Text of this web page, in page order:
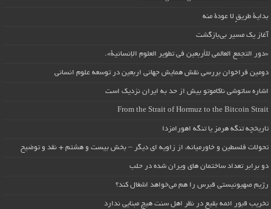
بداية طريقٍ لا عودة منه
آغاز یک مسیر بی‌بازگشت
«دور التجمع العالمي للأربعين في تطوير العلوم الإنسانية».
دومین فراخوان بررسی نقش همایش جهانی اربعین در توسعه علوم انسانی
اشاره ساتوشی ناکاموتو بیش از حد به ایران نزدیک است
From the Strait of Hormuz to the Bitcoin Strait
تاریخچه تنگه هرمز یا تنگه اهورامزدا
تحولات فلسطین و خاورمیانه، از زاویه ای دیگر – بخش بیست و هشتم + نقد و توضیح
دو برابر تعداد ساختمان های ویران شده در حلب
رژیم صهیونیستی قبرس را هم می‌خواهد اشغال کند؟
تخریب قبور ائمه بقیع در نظر اهل سنت هیچ مبنایی ندارد